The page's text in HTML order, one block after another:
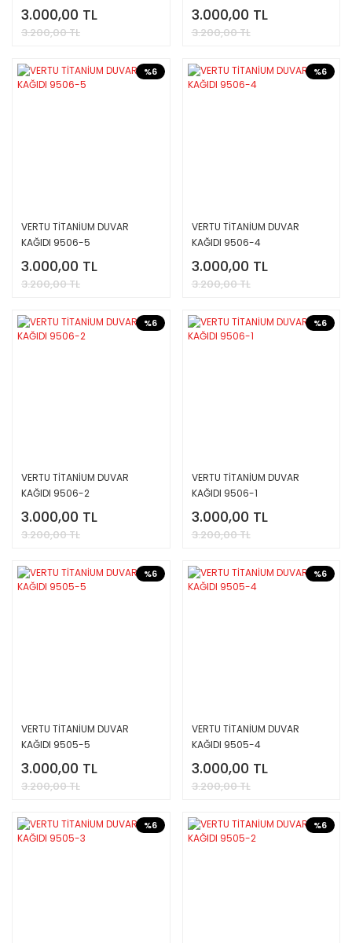
3.000,00 TL
3.200,00 TL
3.000,00 TL
3.200,00 TL
%6
VERTU TİTANİUM DUVAR
KAĞIDI 9506-5
3.000,00 TL
3.200,00 TL
%6
VERTU TİTANİUM DUVAR
KAĞIDI 9506-4
3.000,00 TL
3.200,00 TL
%6
VERTU TİTANİUM DUVAR
KAĞIDI 9506-2
3.000,00 TL
3.200,00 TL
%6
VERTU TİTANİUM DUVAR
KAĞIDI 9506-1
3.000,00 TL
3.200,00 TL
%6
VERTU TİTANİUM DUVAR
KAĞIDI 9505-5
3.000,00 TL
3.200,00 TL
%6
VERTU TİTANİUM DUVAR
KAĞIDI 9505-4
3.000,00 TL
3.200,00 TL
%6 %6